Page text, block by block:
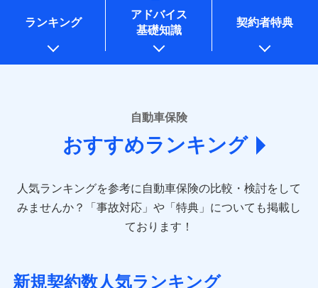
コンサルティングサービスの実施のため
アンケートやキャンペーン等の実施のため
上記に係る案内・手続き・管理等付帯業務を行うため
* 当社が委託を受けている保険会社の情報は、保険会社のホ
ームページに掲載しておりますので、ご確認ください。
あいおいニッセイ同和損害保険株式会社
(https://www.aioinissaydowa.co.jp/)
アクサ損害保険株式会社 (https://www.axa-
direct.co.jp/)
sompo.co.jp/)
東京海上ダイレクト損害保険株式会社 (https://www.e-
AIG損害保険株式会社 (https://www.aig.co.jp/sonpo)
ジェイアイ傷害火災保険株式会社
ランキング
アドバイス
基礎知識
契約者特典
自動車保険
おすすめランキング
人気ランキングを参考に自動車保険の比較・検討をして
みませんか？
「事故対応」や「特典」についても掲載し
ております！
新規契約数人気ランキング